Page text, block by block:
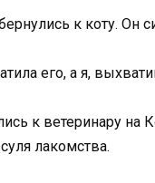
к коту. Он
его, а я,
к ветеринару на
лакомства.